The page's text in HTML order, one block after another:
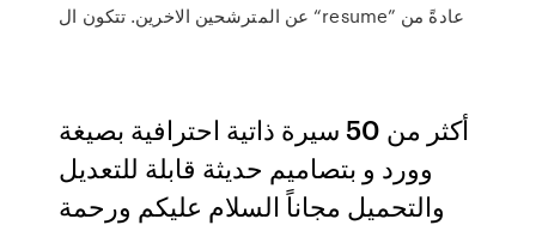
أكثر من 50 سيرة ذاتية احترافية بصيغة
وورد و بتصاميم حديثة قابلة للتعديل
والتحميل مجاناً السلام عليكم ورحمة